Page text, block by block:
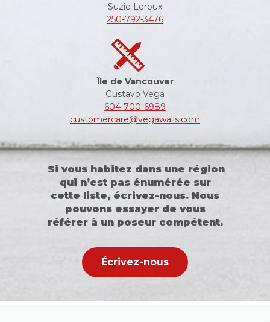
Suzie Leroux
250-792-3476
Île de Vancouver
Gustavo Vega
604-700-6989
customercare@vegawalls.com
Si vous habitez dans une région
qui n’est pas énumérée sur
cette liste, écrivez-nous. Nous
pouvons essayer de vous
référer à un poseur compétent.
Écrivez-nous